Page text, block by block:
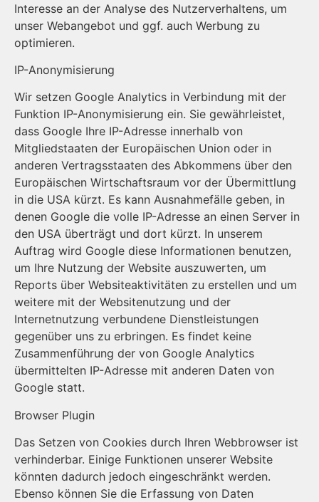
Interesse an der Analyse des Nutzerverhaltens, um
unser Webangebot und ggf. auch Werbung zu
optimieren.
IP-Anonymisierung
Wir setzen Google Analytics in Verbindung mit der
Funktion IP-Anonymisierung ein. Sie gewährleistet,
dass Google Ihre IP-Adresse innerhalb von
Mitgliedstaaten der Europäischen Union oder in
anderen Vertragsstaaten des Abkommens über den
Europäischen Wirtschaftsraum vor der Übermittlung
in die USA kürzt. Es kann Ausnahmefälle geben, in
denen Google die volle IP-Adresse an einen Server in
den USA überträgt und dort kürzt. In unserem
Auftrag wird Google diese Informationen benutzen,
um Ihre Nutzung der Website auszuwerten, um
Reports über Websiteaktivitäten zu erstellen und um
weitere mit der Websitenutzung und der
Internetnutzung verbundene Dienstleistungen
gegenüber uns zu erbringen. Es findet keine
Zusammenführung der von Google Analytics
übermittelten IP-Adresse mit anderen Daten von
Google statt.
Browser Plugin
Das Setzen von Cookies durch Ihren Webbrowser ist
verhinderbar. Einige Funktionen unserer Website
könnten dadurch jedoch eingeschränkt werden.
Ebenso können Sie die Erfassung von Daten